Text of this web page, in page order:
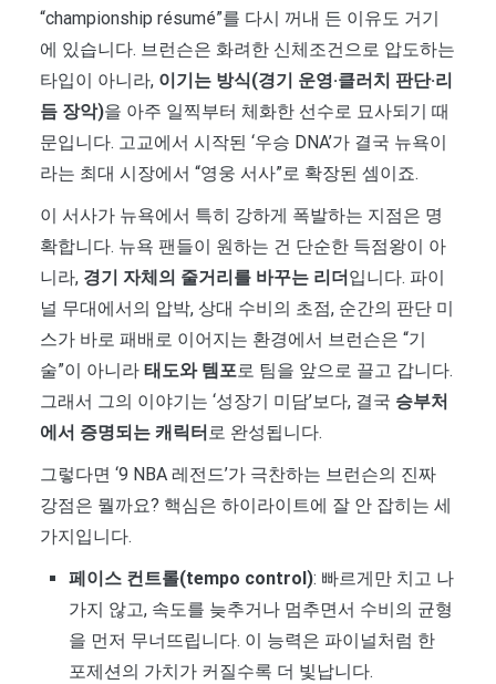
“championship résumé”를 다시 꺼내 든 이유도 거기
에 있습니다. 브런슨은 화려한 신체조건으로 압도하는
타입이 아니라, 이기는 방식(경기 운영·클러치 판단·리
듬 장악)을 아주 일찍부터 체화한 선수로 묘사되기 때
문입니다. 고교에서 시작된 ‘우승 DNA’가 결국 뉴욕이
라는 최대 시장에서 “영웅 서사”로 확장된 셈이죠.
이 서사가 뉴욕에서 특히 강하게 폭발하는 지점은 명
확합니다. 뉴욕 팬들이 원하는 건 단순한 득점왕이 아
니라, 경기 자체의 줄거리를 바꾸는 리더 입니다. 파이
널 무대에서의 압박, 상대 수비의 초점, 순간의 판단 미
스가 바로 패배로 이어지는 환경에서 브런슨은 “기
술”이 아니라 태도와 템포로 팀을 앞으로 끌고 갑니다.
그래서 그의 이야기는 ‘성장기 미담’보다, 결국 승부처
에서 증명되는 캐릭터 로 완성됩니다.
그렇다면 ‘9 NBA 레전드’가 극찬하는 브런슨의 진짜
강점은 뭘까요? 핵심은 하이라이트에 잘 안 잡히는 세
가지입니다.
페이스 컨트롤(tempo control): 빠르게만 치고 나
가지 않고, 속도를 늦추거나 멈추면서 수비의 균형
을 먼저 무너뜨립니다. 이 능력은 파이널처럼 한
포제션의 가치가 커질수록 더 빛납니다.